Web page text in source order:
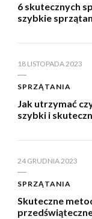
6 skutecznych
szybkie
18 LISTOPADA 2023
SPRZĄTANIA
Jak utrzymać
szybki i
24 GRUDNIA 2023
SPRZĄTANIA
Skuteczne